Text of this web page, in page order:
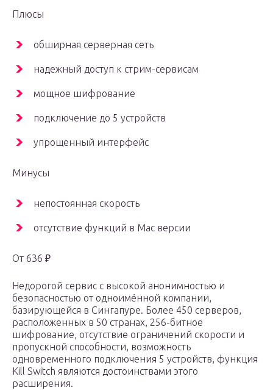
Плюсы
обширная серверная сеть
надежный доступ к стрим-сервисам
мощное шифрование
подключение до 5 устройств
упрощенный интерфейс
Минусы
непостоянная скорость
отсутствие функций в Mac версии
От 636 ₽
Недорогой сервис с высокой анонимностью и
безопасностью от одноимённой компании,
базирующейся в Сингапуре. Более 450 серверов,
расположенных в 50 странах, 256-битное
шифрование, отсутствие ограничений скорости и
пропускной способности, возможность
одновременного подключения 5 устройств, функция
Kill Switch являются достоинствами этого
расширения.